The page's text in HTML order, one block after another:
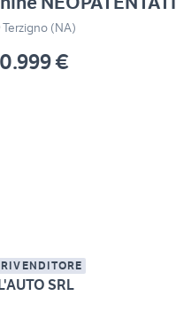
Terzigno (NA)
€
RIVENDITORE
SRL